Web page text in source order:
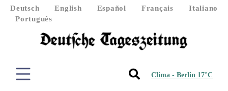
Deutsch English Español Français
Italiano
Português
Clima - Berlin 17°C